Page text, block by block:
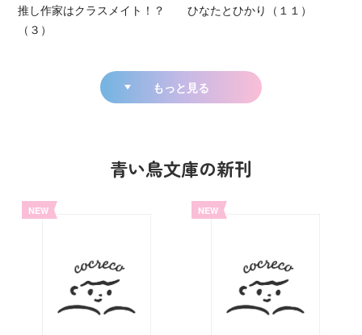
推し作家はクラスメイト！？
（３）
ひなたとひかり（１１）
もっと見る
青い鳥文庫の新刊
NEW NEW